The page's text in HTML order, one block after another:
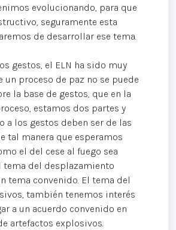
evolucionando, para que
seguramente esta
de desarrollar ese tema.
gestos, el ELN ha sido muy
un proceso de paz no se puede
la base de gestos, que en la
estamos dos partes y
a los gestos deben ser de las
tal manera que esperamos
el del cese al fuego sea
tema del desplazamiento
tema convenido. El tema del
también tenemos interés
a un acuerdo convenido en
artefactos explosivos.